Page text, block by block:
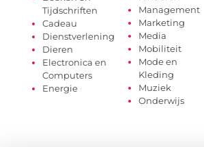
Tijdschriften
Cadeau
Dienstverlening
Dieren
Electronica en
Computers
Energie
Management
Marketing
Media
Mobiliteit
Mode en
Kleding
Muziek
Onderwijs